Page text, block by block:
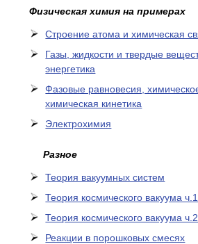
Физическая химия на примерах
Cтроение атома и химическая
Газы, жидкости и твердые
энергетика
Фазовые равновесия,
химическая кинетика
Электрохимия
Разное
Теория вакуумных систем
Теория космического вакуума ч.1
Теория космического вакуума ч.2
Реакции в порошковых смесях